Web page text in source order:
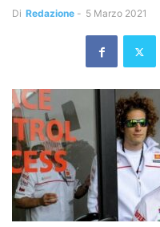
Di Redazione - 5 Marzo 2021